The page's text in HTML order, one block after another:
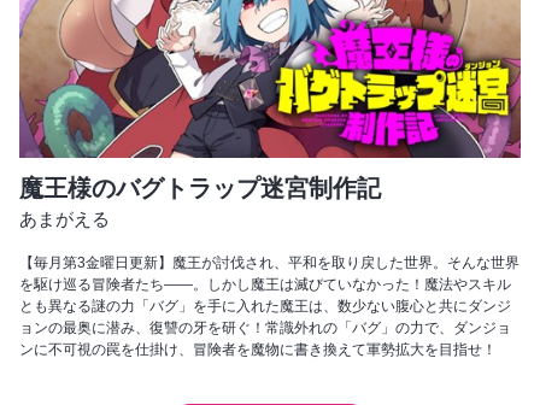
魔王様のバグトラップ迷宮制作記
あまがえる
【毎月第3金曜日更新】魔王が討伐され、平和を取り戻した世界。そんな世界
を駆け巡る冒険者たち――。しかし魔王は滅びていなかった！魔法やスキル
とも異なる謎の力「バグ」を手に入れた魔王は、数少ない腹心と共にダンジ
ョンの最奥に潜み、復讐の牙を研ぐ！常識外れの「バグ」の力で、ダンジョ
ンに不可視の罠を仕掛け、冒険者を魔物に書き換えて軍勢拡大を目指せ！